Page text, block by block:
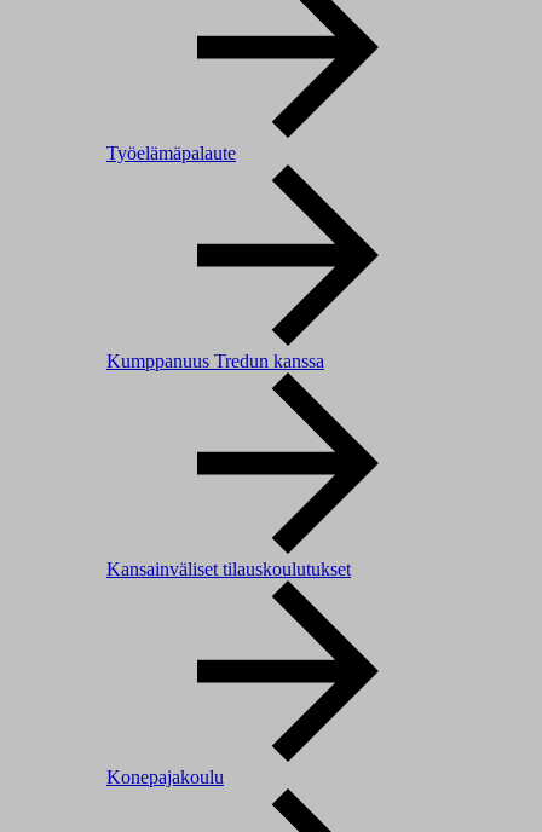
Työelämäpalaute
Kumppanuus Tredun kanssa
Kansainväliset tilauskoulutukset
Konepajakoulu